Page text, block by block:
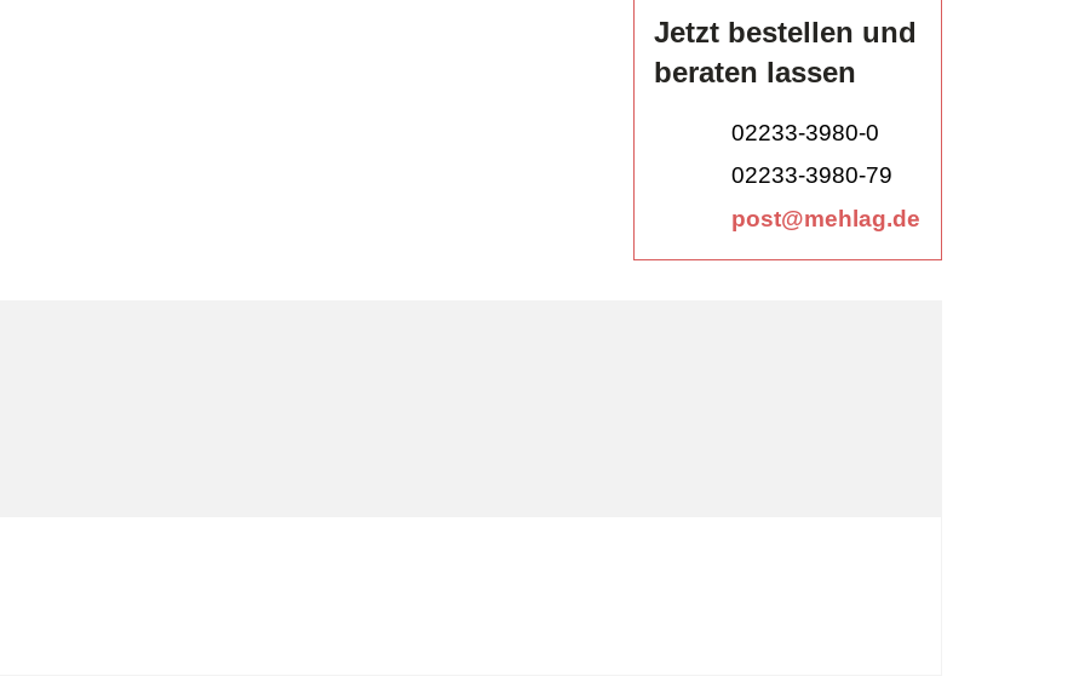
Jetzt bestellen und
beraten lassen
02233-3980-0
02233-3980-79
post@mehlag.de